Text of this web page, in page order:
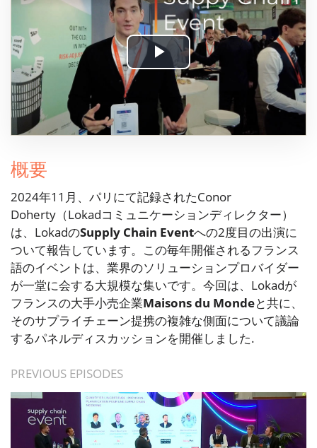
Play
Video
概要
2024年11月、パリにて記録されたConor
Doherty（Lokadコミュニケーションディレクター）
は、LokadのSupply Chain Eventへの2度目の出演に
ついて報告しています。この毎年開催されるフランス
語のイベントは、業界のソリューションプロバイダー
が一堂に会する大規模な集いです。今回は、Lokadが
フランスの大手小売企業Maisons du Mondeと共に、
そのサプライチェーン提携の複雑な側面について議論
するパネルディスカッションを開催しました.
PREVIOUS EPISODES